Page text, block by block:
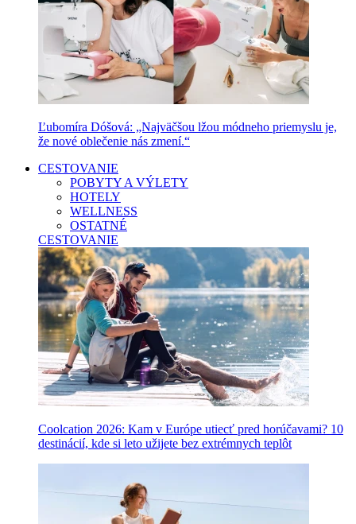
Ľubomíra Dóšová: „Najväčšou lžou módneho priemyslu je,
že nové oblečenie nás zmení.“
CESTOVANIE
POBYTY A VÝLETY
HOTELY
WELLNESS
OSTATNÉ
CESTOVANIE
Coolcation 2026: Kam v Európe utiecť pred horúčavami? 10
destinácií, kde si leto užijete bez extrémnych teplôt